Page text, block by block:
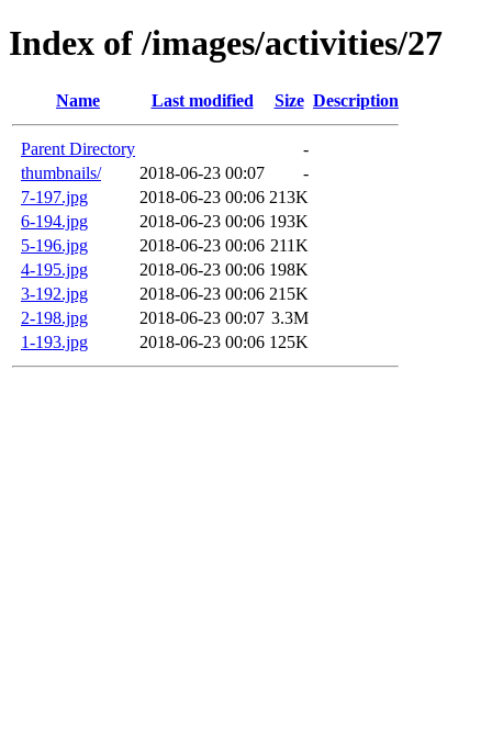
Index of /images/activities/27
Name Last modified Size Description
Parent Directory
-
thumbnails/
2018-06-23 00:07
-
7-197.jpg
2018-06-23 00:06 213K
6-194.jpg
2018-06-23 00:06 193K
5-196.jpg
2018-06-23 00:06 211K
4-195.jpg
2018-06-23 00:06 198K
3-192.jpg
2018-06-23 00:06 215K
2-198.jpg
2018-06-23 00:07 3.3M
1-193.jpg
2018-06-23 00:06 125K